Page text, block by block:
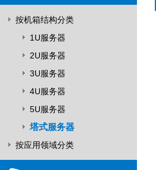
按机箱结构分类
1U服务器
2U服务器
3U服务器
4U服务器
5U服务器
塔式服务器
按应用领域分类